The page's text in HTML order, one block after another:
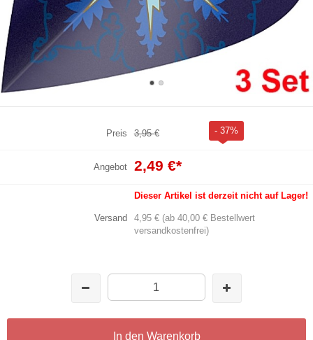
Preis 3,95 € - 37%
Angebot 2,49 €*
Dieser Artikel ist derzeit nicht auf Lager!
Versand
4,95 € (ab 40,00 € Bestellwert
versandkostenfrei)
In den Warenkorb